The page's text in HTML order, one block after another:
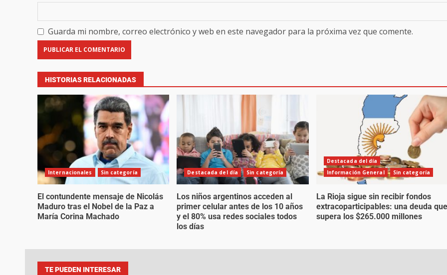
Guarda mi nombre, correo electrónico y web en este navegador para la próxima vez que comente.
HISTORIAS RELACIONADAS
Internacionales Sin categoría
El contundente mensaje de Nicolás
Maduro tras el Nobel de la Paz a
María Corina Machado
Destacada del día Sin categoría
Los niños argentinos acceden al
primer celular antes de los 10 años
y el 80% usa redes sociales todos
los días
Destacada del día
Información General
Sin categoría
La Rioja sigue sin recibir fondos
extracoparticipables: una deuda que
supera los $265.000 millones
TE PUEDEN INTERESAR